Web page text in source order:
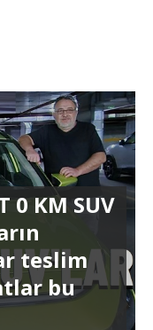
0 KM SUV
teslim
bu